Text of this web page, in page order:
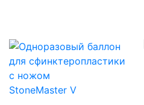
StoneMaster V